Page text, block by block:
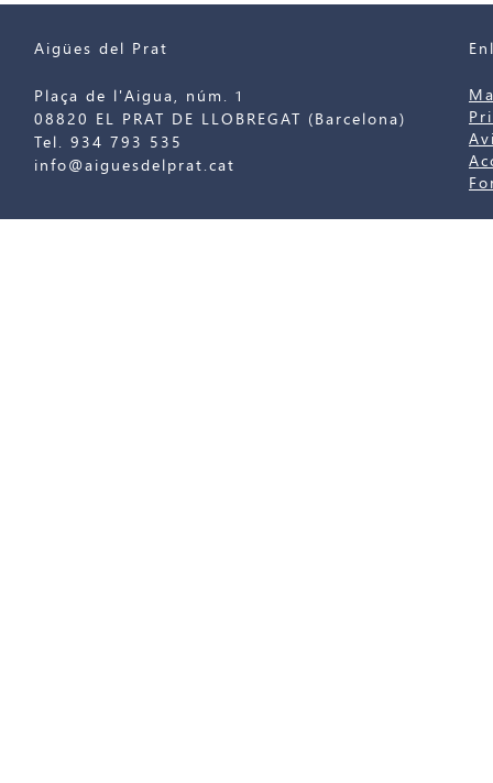
Aigües del Prat
Plaça de l'Aigua, núm. 1
08820 EL PRAT DE LLOBREGAT (Barcelona)
Tel. 934 793 535
info@aiguesdelprat.cat